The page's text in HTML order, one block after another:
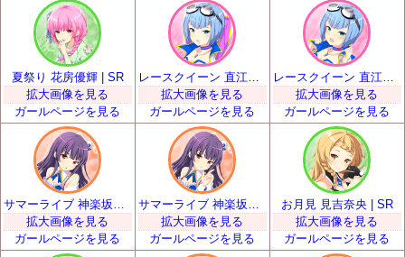
夏祭り 花房優輝 | SR
拡大画像を見る
ガールページを見る
拡大画像を見る
ガールページを見る
拡大画像を見る
ガールページを見る
拡大画像を見る
ガールページを見る
拡大画像を見る
ガールページを見る
お月見 見吉奈央 | SR
拡大画像を見る
ガールページを見る